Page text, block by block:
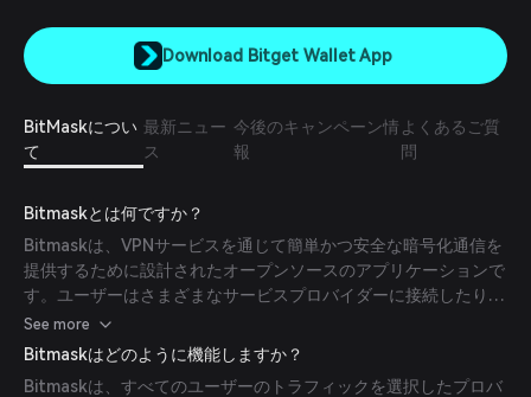
Download Bitget Wallet App
BitMaskについ
て
最新ニュー
ス
今後のキャンペーン情
報
よくあるご質
問
Bitmaskとは何ですか？
Bitmaskは、VPNサービスを通じて簡単かつ安全な暗号化通信を
提供するために設計されたオープンソースのアプリケーションで
す。ユーザーはさまざまなサービスプロバイダーに接続したり、
自分自身でプロバイダーを立ち上げたりすることができ、オンラ
イン通信のプライバシーとセキュリティを確保します。
See more
Bitmaskはどのように機能しますか？
Bitmaskは、すべてのユーザーのトラフィックを選択したプロバ